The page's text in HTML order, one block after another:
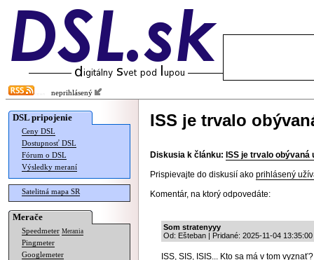
neprihlásený
DSL pripojenie
Ceny DSL
Dostupnosť DSL
Fórum o DSL
Výsledky meraní
Satelitná mapa SR
Merače
Speedmeter Merania
Pingmeter
Googlemeter
ISS je trvalo
Diskusia k článku: ISS je trvalo obývaná
Prispievajte do diskusií ako prihlásený
Komentár, na ktorý odpovedáte:
Som stratenyyy
Od: Ešteban | Pridané: 2025-11-04 13:35:00
ISS, SIS, ISIS... Kto sa má v tom vyznať?